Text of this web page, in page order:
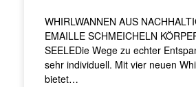
WHIRLWANNEN AUS
EMAILLE SCHMEICHELN
SEELEDie Wege zu echter
sehr individuell. Mit vier neuen
bietet…